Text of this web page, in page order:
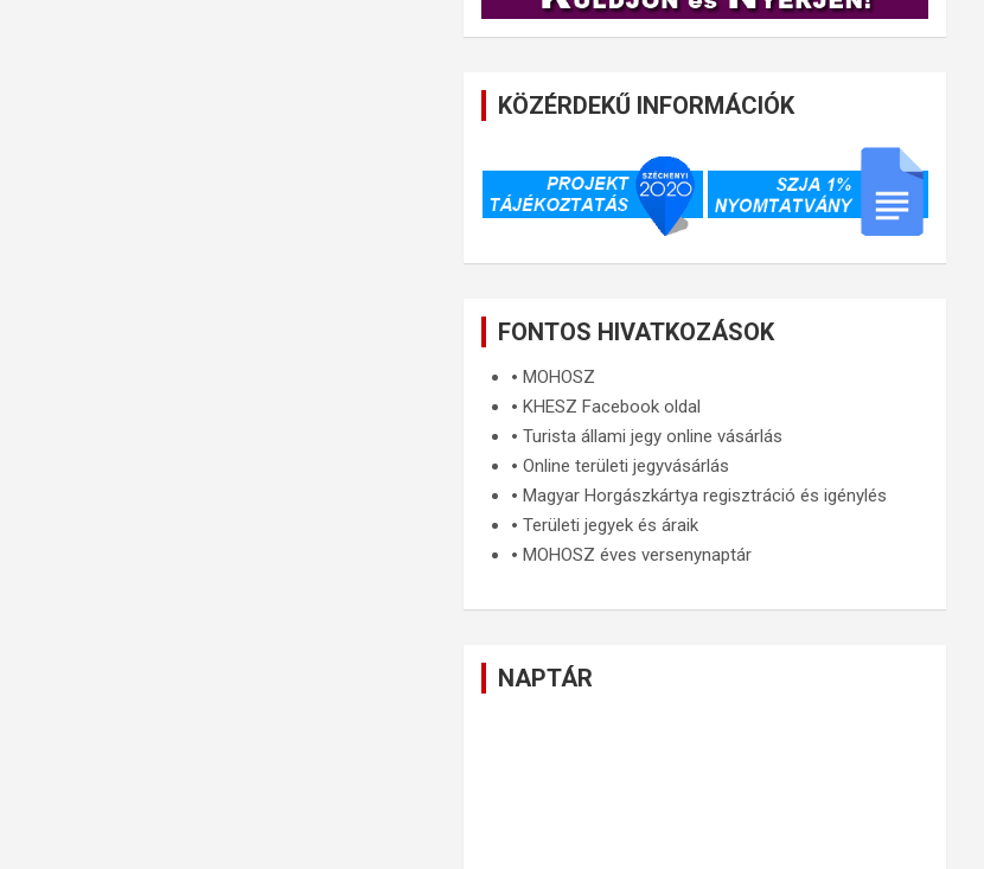
KÖZÉRDEKŰ INFORMÁCIÓK
FONTOS HIVATKOZÁSOK
🞄MOHOSZ
🞄KHESZ Facebook oldal
🞄Turista állami jegy online vásárlás
🞄Online területi jegyvásárlás
🞄Magyar Horgászkártya regisztráció és igénylés
🞄Területi jegyek és áraik
🞄MOHOSZ éves versenynaptár
NAPTÁR